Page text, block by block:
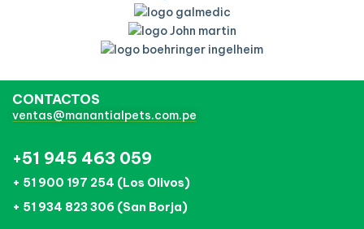
CONTACTOS
ventas@manantialpets.com.pe
+51 945 463 059
+ 51 900 197 254 (Los Olivos)
+ 51 934 823 306 (San Borja)